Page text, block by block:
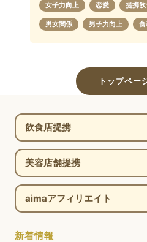
女子力向上 恋愛 提携
男女関係 男子力向上 食
トップペー
飲食店提携
美容店舗提携
aimaアフィリエイト
新着情報